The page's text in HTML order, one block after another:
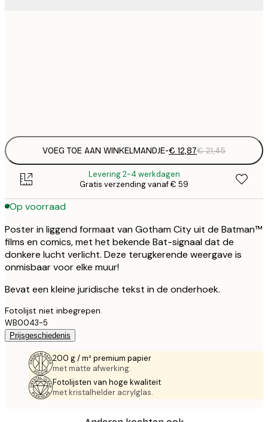
VOEG TOE AAN WINKELMANDJE-€ 12,87€ 21,45
Levering 2-4 werkdagen
Gratis verzending vanaf € 59
Op voorraad
Poster in liggend formaat van Gotham City uit de Batman™
films en comics, met het bekende Bat-signaal dat de
donkere lucht verlicht. Deze terugkerende weergave is
onmisbaar voor elke muur!
Bevat een kleine juridische tekst in de onderhoek.
Fotolijst niet inbegrepen.
WB0043-5
Prijsgeschiedenis
200 g / m² premium papier
met matte afwerking.
Fotolijsten van hoge kwaliteit
met kristalhelder acrylglas.